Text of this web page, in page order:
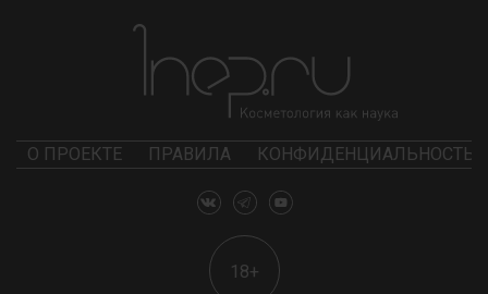
О ПРОЕКТЕ ПРАВИЛА КОНФИДЕНЦИАЛЬНОСТЬ
18+